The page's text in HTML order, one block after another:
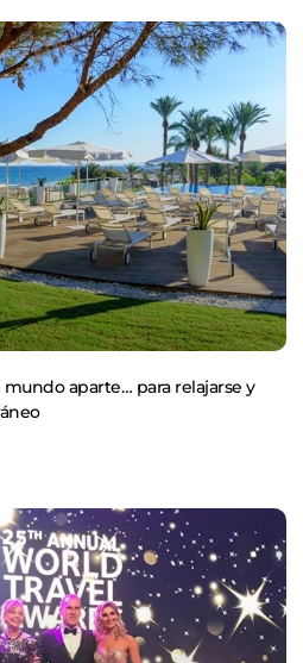
mundo aparte… para relajarse y